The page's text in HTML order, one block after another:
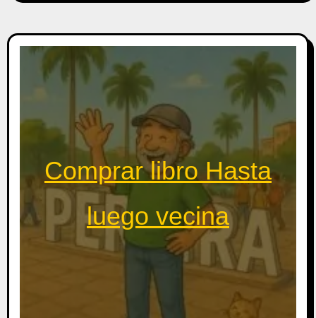
Comprar libro Hasta
luego vecina